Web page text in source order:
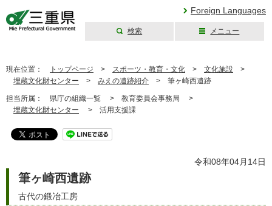
Foreign Languages
検索 メニュー
現在位置： トップページ > スポーツ・教育・文化 > 文化施設 >
埋蔵文化財センター > みえの遺跡紹介 > 筆ヶ崎西遺跡
担当所属： 県庁の組織一覧 > 教育委員会事務局 >
埋蔵文化財センター > 活用支援課
令和08年04月14日
筆ヶ崎西遺跡
古代の鍛冶工房